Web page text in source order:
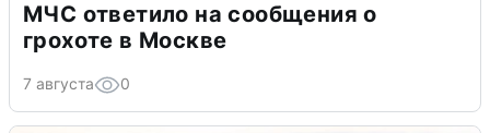
МЧС ответило на сообщения о
грохоте в Москве
7 августа 0